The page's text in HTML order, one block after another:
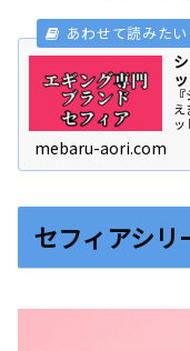
え
ン
mebaru-aori.com
セフィアシリ